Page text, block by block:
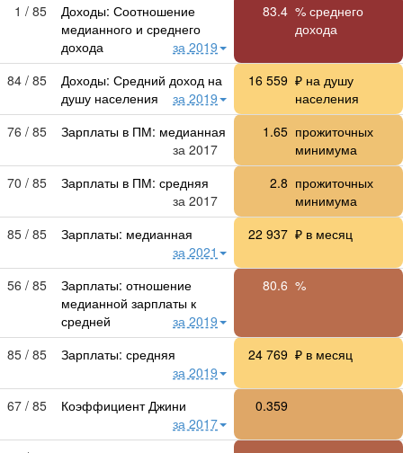
1 / 85
Доходы: Соотношение
медианного и среднего
дохода
за 2019
83.4 % среднего
дохода
84 / 85
Доходы: Средний доход на
душу населения
за 2019
16 559 ₽ на душу
населения
76 / 85
Зарплаты в ПМ: медианная
за 2017
1.65 прожиточных
минимума
70 / 85
Зарплаты в ПМ: средняя
за 2017
2.8 прожиточных
минимума
85 / 85
Зарплаты: медианная
за 2021
22 937 ₽ в месяц
56 / 85
Зарплаты: отношение
медианной зарплаты к
средней
за 2019
80.6 %
85 / 85
Зарплаты: средняя
за 2019
24 769 ₽ в месяц
67 / 85
Коэффициент Джини
за 2017
0.359